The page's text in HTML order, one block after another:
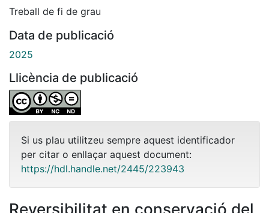
Treball de fi de grau
Data de publicació
2025
Llicència de publicació
Si us plau utilitzeu sempre aquest identificador
per citar o enllaçar aquest document:
https://hdl.handle.net/2445/223943
Reversibilitat en conservació del